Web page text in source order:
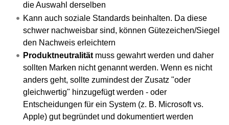
die Auswahl derselben
Kann auch soziale Standards beinhalten. Da diese
schwer nachweisbar sind, können Gütezeichen/Siegel
den Nachweis erleichtern
Produktneutralitätmuss gewahrt werden und daher
sollten Marken nicht genannt werden. Wenn es nicht
anders geht, sollte zumindest der Zusatz "oder
gleichwertig" hinzugefügt werden - oder
Entscheidungen für ein System (z. B. Microsoft vs.
Apple) gut begründet und dokumentiert werden